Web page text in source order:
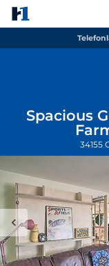
Spacious
34155